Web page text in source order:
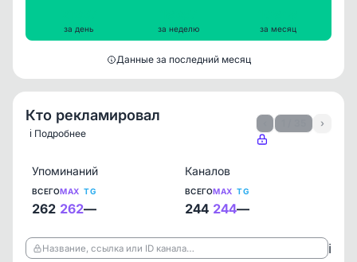
за день за неделю за месяц
Данные за последний месяц
Кто рекламировал
ℹ️ Подробнее
›
Упоминаний
ВСЕГО
262
MAX
262
TG
—
Каналов
ВСЕГО
244
MAX
244
TG
—
Название, ссылка или ID канала… ℹ️